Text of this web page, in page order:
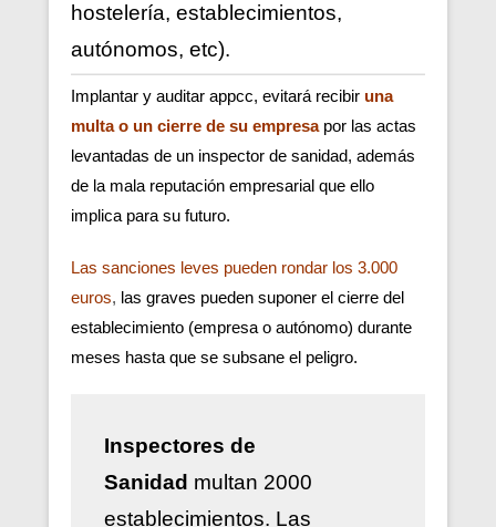
hostelería, establecimientos,
autónomos, etc).
Implantar y auditar appcc, evitará recibir una
multa o un cierre de su empresa por las actas
levantadas de un inspector de sanidad, además
de la mala reputación empresarial que ello
implica para su futuro.
Las sanciones leves pueden rondar los 3.000
euros, las graves pueden suponer el cierre del
establecimiento (empresa o autónomo) durante
meses hasta que se subsane el peligro.
Inspectores de
Sanidad multan 2000
establecimientos. Las